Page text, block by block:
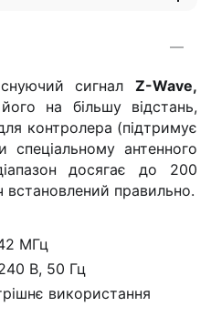
сигнал Z-Wave,
на більшу відстань,
контролера (підтримує
спеціальному антенного
досягає до 200
правильно.
МГц
В, 50 Гц
використання